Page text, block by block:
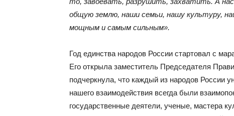
общую землю, наши семьи, нашу культуру,
мощным и самым сильным».
Год единства народов России стартовал с
Его открыла заместитель Председателя
подчеркнула, что каждый из народов России
нашего взаимодействия всегда были
государственные деятели, ученые, мастера